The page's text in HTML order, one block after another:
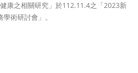
康之相關研究」於112.11.4之「2023新
術研討會」。